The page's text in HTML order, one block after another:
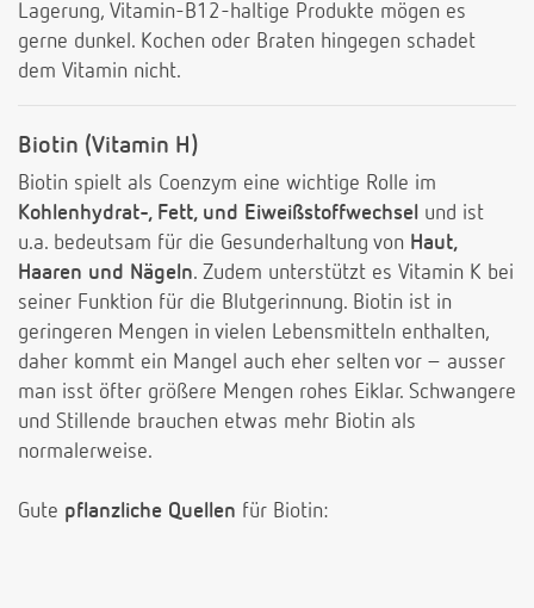
Lagerung, Vitamin-B12-haltige Produkte mögen es
gerne dunkel. Kochen oder Braten hingegen schadet
dem Vitamin nicht.
Biotin (Vitamin H)
Biotin spielt als Coenzym eine wichtige Rolle im
Kohlenhydrat-, Fett, und Eiweißstoffwechsel und ist
u.a. bedeutsam für die Gesunderhaltung von Haut,
Haaren und Nägeln. Zudem unterstützt es Vitamin K bei
seiner Funktion für die Blutgerinnung. Biotin ist in
geringeren Mengen in vielen Lebensmitteln enthalten,
daher kommt ein Mangel auch eher selten vor – ausser
man isst öfter größere Mengen rohes Eiklar. Schwangere
und Stillende brauchen etwas mehr Biotin als
normalerweise.
Gute pflanzliche Quellen für Biotin: